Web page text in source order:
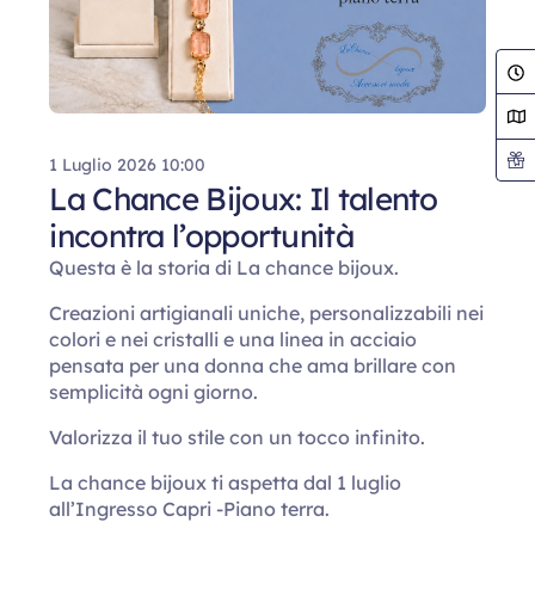
1 Luglio 2026 10:00
La Chance Bijoux: Il talento
incontra l’opportunità
Questa è la storia di La chance bijoux.
Creazioni artigianali uniche, personalizzabili nei
colori e nei cristalli e una linea in acciaio
pensata per una donna che ama brillare con
semplicità ogni giorno.
Valorizza il tuo stile con un tocco infinito.
La chance bijoux ti aspetta dal 1 luglio
all’Ingresso Capri -Piano terra.